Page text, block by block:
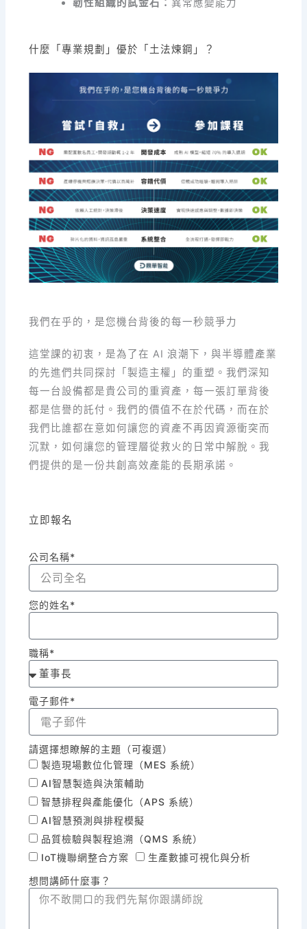
韌性組織的試金石：異常應變能力
什麼「專業規劃」優於「土法煉鋼」？
我們在乎的，是您機台背後的每一秒競爭力
這堂課的初衷，是為了在 AI 浪潮下，與半導體產業
的先進們共同探討「製造主權」的重塑。我們深知
每一台設備都是貴公司的重資產，每一張訂單背後
都是信譽的託付。我們的價值不在於代碼，而在於
我們比誰都在意如何讓您的資產不再因資源衝突而
沉默，如何讓您的管理層從救火的日常中解脫。我
們提供的是一份共創高效產能的長期承諾。
立即報名
公司名稱*
您的姓名*
職稱*
電子郵件*
請選擇想瞭解的主題（可複選）
製造現場數位化管理（MES 系統）
AI智慧製造與決策輔助
智慧排程與產能優化（APS 系統）
AI智慧預測與排程模擬
品質檢驗與製程追溯（QMS 系統）
IoT機聯網整合方案
生產數據可視化與分析
想問講師什麼事？